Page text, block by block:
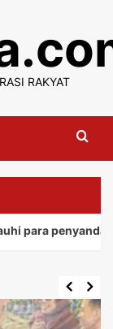
RAKYAT